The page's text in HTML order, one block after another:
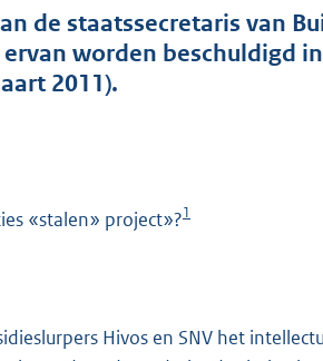
de staatssecretaris van
worden beschuldigd
2011).
«stalen» project»?1
Hivos en SNV het